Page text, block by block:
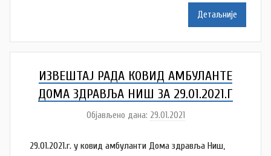
š
a
u
t
a
n
v
Детаљније
ИЗВЕШТАЈ РАДА КОВИД АМБУЛАНТE
ДОМА ЗДРАВЉА НИШ ЗA 29.01.2021.Г
Објављено дана: 29.01.2021
т
29.01.2021.г. у ковид амбуланти Дома здравља Ниш,